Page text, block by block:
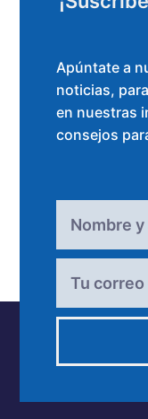
Apúntate a
noticias,
en nuestras
consejos